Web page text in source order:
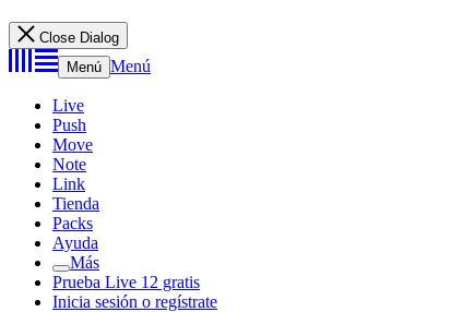
Close Dialog
Menú Menú
Live
Push
Move
Note
Link
Tienda
Packs
Ayuda
Más
Prueba Live 12 gratis
Inicia sesión o regístrate